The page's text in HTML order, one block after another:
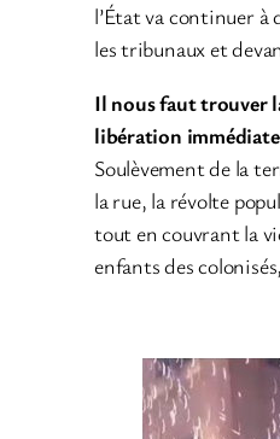
l’État va continuer à
les tribunaux et
Il nous faut trouver
libération
Soulèvement de la
la rue, la révolte
tout en couvrant la
enfants des